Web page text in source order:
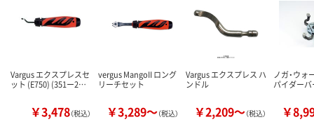
Vargus エクスプレスセ
ット (E750) (351ー2…
￥3,478（税込）
vergus MangoII ロング
リーチセット
￥3,289～（税込）
Vargus エクスプレス ハ
ンドル
￥2,209～（税込）
ノガ・ウォ
パイダーバ
￥